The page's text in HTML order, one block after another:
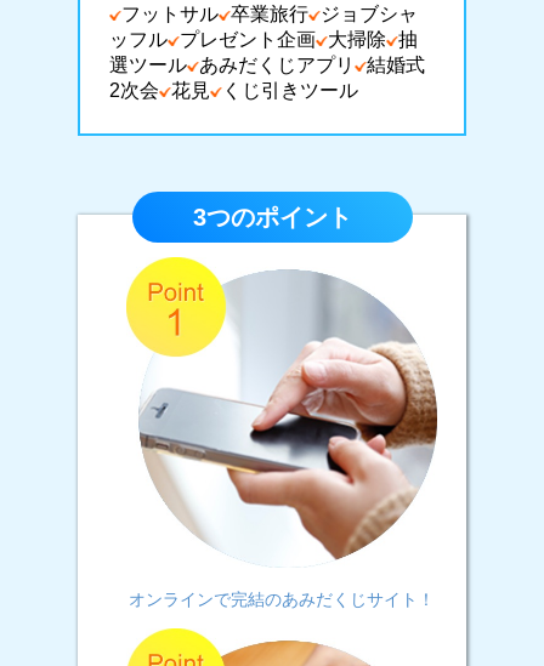
フットサル 卒業旅行
ジョブシャ
ッフル
プレゼント企画 大掃除
抽
選ツール
あみだくじアプリ
結婚式
2次会
花見 くじ引きツール
3つのポイント
オンラインで完結のあみだくじサイト！